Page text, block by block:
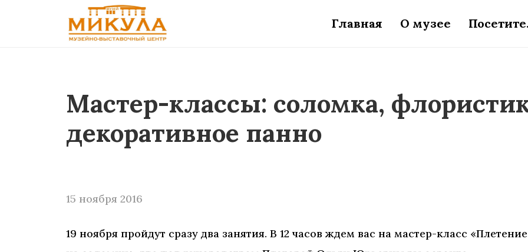
Главная О музее
Мастер-классы: соломка,
декоративное панно
15 ноября 2016
19 ноября пройдут сразу два занятия. В 12 часов ждем вас на мастер-класс «Плетение